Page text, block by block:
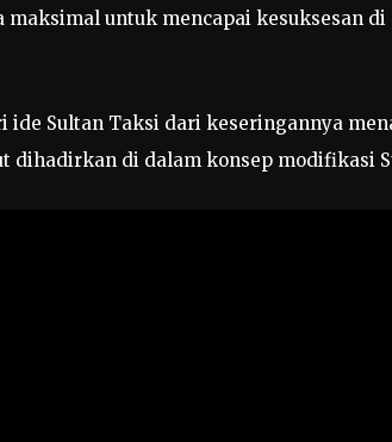
untuk mencapai kesuksesan di
Sultan Taksi dari keseringannya
dihadirkan di dalam konsep modifikasi